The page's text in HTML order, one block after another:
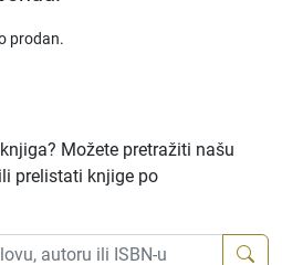
prodan.
Možete pretražiti našu
prelistati knjige po